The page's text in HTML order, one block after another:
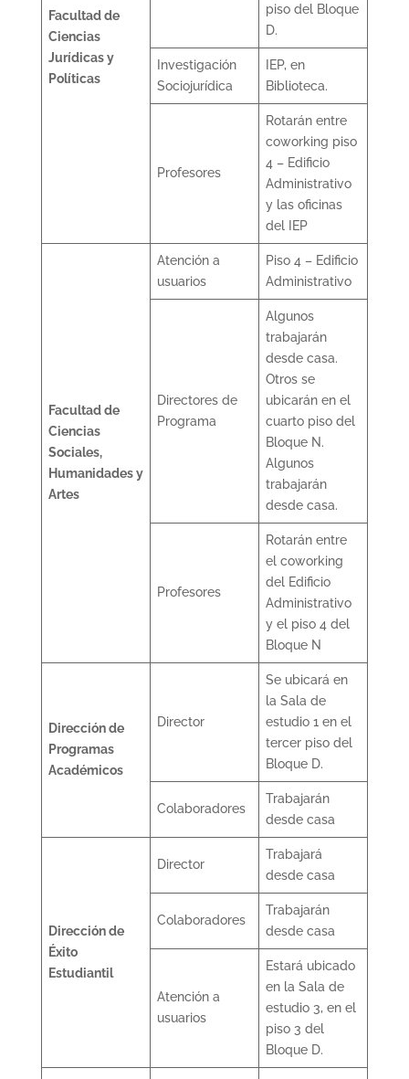
Facultad de
Ciencias
Jurídicas y
Políticas
piso del Bloque
D.
Investigación
Sociojurídica
IEP, en
Biblioteca.
Profesores
Rotarán entre
coworking piso
4 – Edificio
Administrativo
y las oficinas
del IEP
Facultad de
Ciencias
Sociales,
Humanidades y
Artes
Atención a
usuarios
Piso 4 – Edificio
Administrativo
Directores de
Programa
Algunos
trabajarán
desde casa.
Otros se
ubicarán en el
cuarto piso del
Bloque N.
Algunos
trabajarán
desde casa.
Profesores
Rotarán entre
el coworking
del Edificio
Administrativo
y el piso 4 del
Bloque N
Dirección de
Programas
Académicos
Director
Se ubicará en
la Sala de
estudio 1 en el
tercer piso del
Bloque D.
Colaboradores
Trabajarán
desde casa
Dirección de
Éxito
Estudiantil
Director
Trabajará
desde casa
Colaboradores
Trabajarán
desde casa
Atención a
usuarios
Estará ubicado
en la Sala de
estudio 3, en el
piso 3 del
Bloque D.